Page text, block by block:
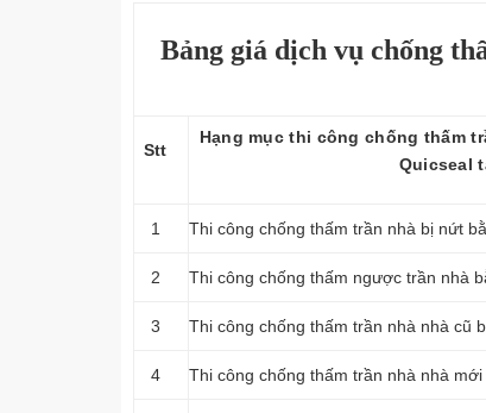
Bảng giá dịch vụ chống
Stt
Hạng mục thi công chống thấm
Quicseal
1 Thi công chống thấm trần nhà bị nứt
2 Thi công chống thấm ngược trần nhà
3 Thi công chống thấm trần nhà nhà cũ
4 Thi công chống thấm trần nhà nhà